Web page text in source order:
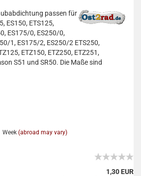
passen für
ES150, ETS125,
ES175/0, ES250/0,
1, ES175/2, ES250/2 ETS250,
ETZ150, ETZ250, ETZ251,
S51 und SR50. Die Maße sind
Week (abroad may vary)
1,30 EUR